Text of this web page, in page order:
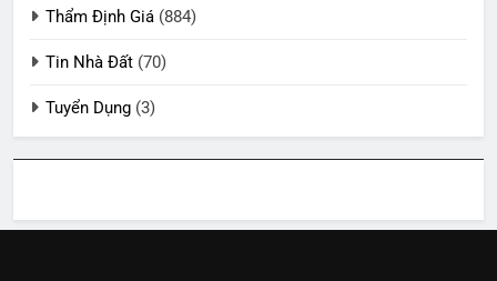
Thẩm Định Giá (884)
Tin Nhà Đất (70)
Tuyển Dụng (3)